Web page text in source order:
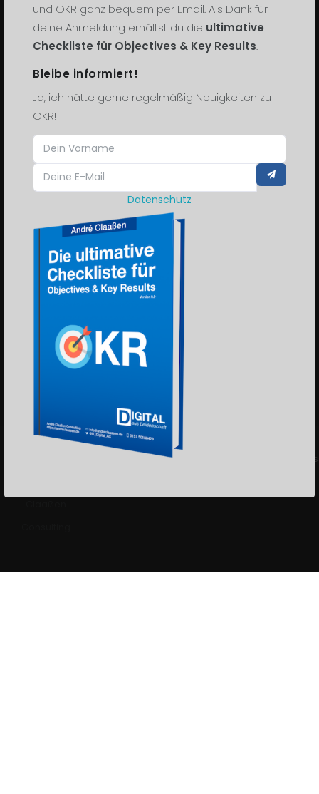
und OKR ganz bequem per Email. Als Dank für
deine Anmeldung erhältst du die ultimative
Checkliste für Objectives & Key Results.
Bleibe informiert!
Ja, ich hätte gerne regelmäßig Neuigkeiten zu
OKR!
Datenschutz
KOMMEN WIR INS GESPRÄCH.
OKR Podcast
Blog
Downloads
BLEIBE INFORMIERT!
Ja, ich hätte gerne regelmäßig
Neuigkeiten zu OKR!
Datenschutz
Datenschutz